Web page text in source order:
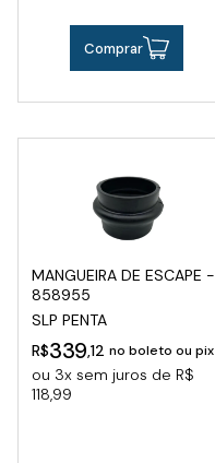
Comprar
MANGUEIRA DE ESCAPE -
858955
SLP PENTA
R$339,12 no boleto ou pix
ou 3x sem juros de R$
118,99